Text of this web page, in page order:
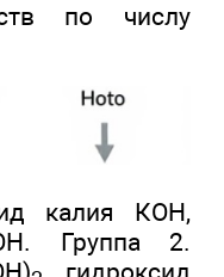
по числу
калия КОН,
Группа 2.